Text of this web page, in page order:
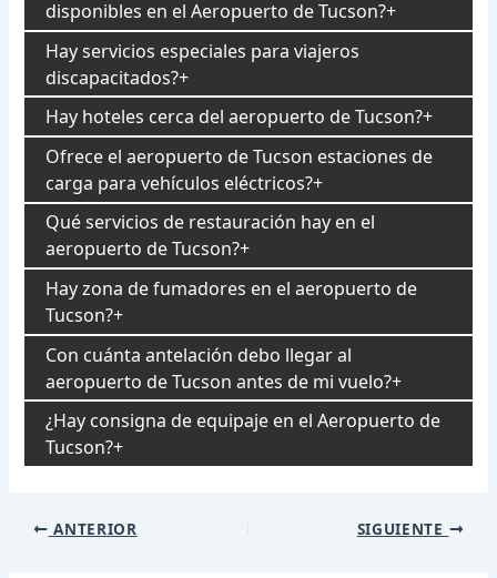
disponibles en el Aeropuerto de Tucson?
Hay servicios especiales para viajeros
discapacitados?
Hay hoteles cerca del aeropuerto de Tucson?
Ofrece el aeropuerto de Tucson estaciones de
carga para vehículos eléctricos?
Qué servicios de restauración hay en el
aeropuerto de Tucson?
Hay zona de fumadores en el aeropuerto de
Tucson?
Con cuánta antelación debo llegar al
aeropuerto de Tucson antes de mi vuelo?
¿Hay consigna de equipaje en el Aeropuerto de
Tucson?
Navegación
ANTERIOR SIGUIENTE